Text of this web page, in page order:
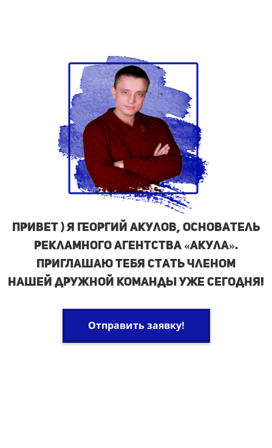
ПРИВЕТ ) Я Георгий Акулов, основатель
рекламного агентства «Акула».
ПРИГЛАШАЮ ТЕБЯ стать членом
нашей дружной команды уже сегодня!
Отправить заявку!